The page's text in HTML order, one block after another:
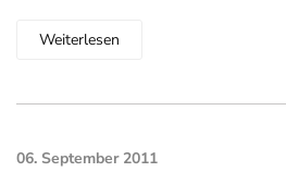
Weiterlesen
06. September 2011